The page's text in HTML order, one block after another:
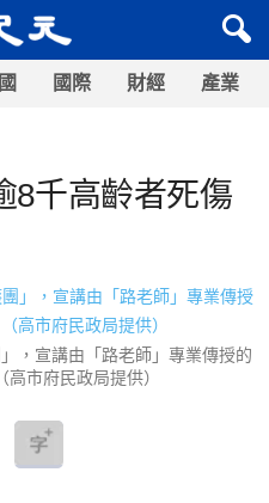
國際 財經 產業
8千高齡者死傷
，宣講由「路老師」專業傳授的
市府民政局提供）